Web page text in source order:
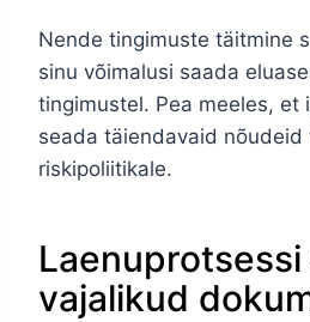
Nende tingimuste täitmine
sinu võimalusi saada
tingimustel. Pea meeles, et
seada täiendavaid nõudeid
riskipoliitikale.
vajalikud